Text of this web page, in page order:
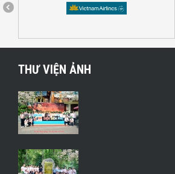
THƯ VIỆN ẢNH